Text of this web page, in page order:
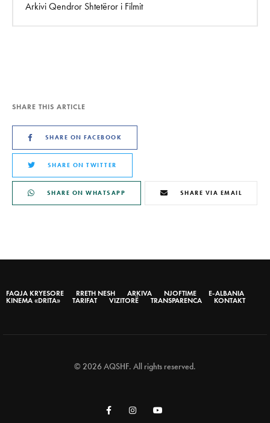
Arkivi Qendror Shtetëror i Filmit
SHARE THIS ARTICLE
SHARE ON FACEBOOK
SHARE ON TWITTER
SHARE ON WHATSAPP SHARE VIA EMAIL
FAQJA KRYESORE RRETH NESH ARKIVA NJOFTIME
E-ALBANIA
KINEMA «DRITA»
TARIFAT VIZITORË TRANSPARENCA KONTAKT
© 2026 AQSHF. All rights reserved.